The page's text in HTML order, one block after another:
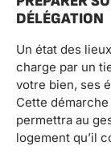
DÉLÉGATION
Un état des
charge par un
votre bien, ses
Cette
permettra au
logement qu’il